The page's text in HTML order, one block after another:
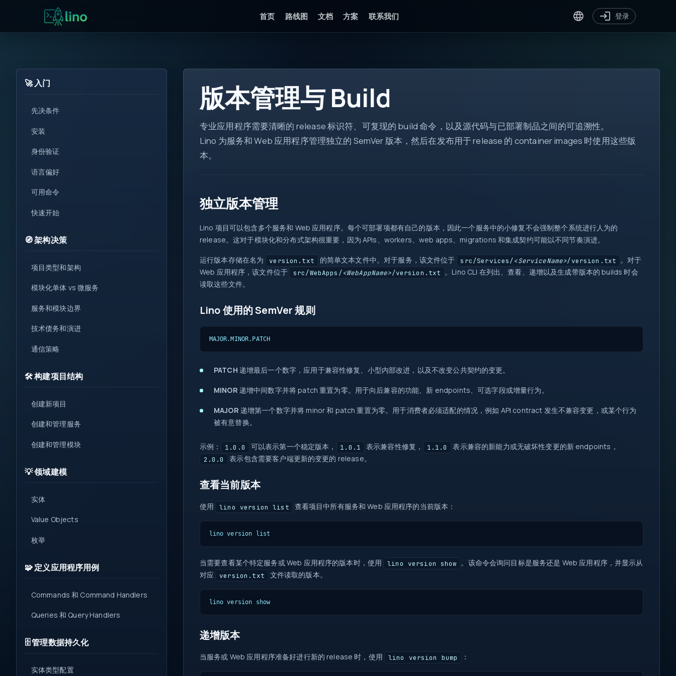
0
=>
for
i++
!=
get
set
src
=>
new
?
map
[]
return
int
async
ok
let
=>
[ ]
!=
req
首页 路线图 文档 方案 联系我们 登录
🚀 入门
先决条件
安装
身份验证
语言偏好
可用命令
快速开始
🧭 架构决策
项目类型和架构
模块化单体 vs 微服务
服务和模块边界
技术债务和演进
通信策略
🛠️ 构建项目结构
创建新项目
创建和管理服务
创建和管理模块
💡 领域建模
实体
Value Objects
枚举
🧩 定义应用程序用例
Commands 和 Command Handlers
Queries 和 Query Handlers
🗄️ 管理数据持久化
实体类型配置
版本管理与 Build
专业应用程序需要清晰的 release 标识符、可复现的 build 命令，以及源代码与已部署制品之间的可追溯性。
Lino 为服务和 Web 应用程序管理独立的 SemVer 版本，然后在发布用于 release 的 container images 时使用这些版
本。
独立版本管理
Lino 项目可以包含多个服务和 Web 应用程序。每个可部署项都有自己的版本，因此一个服务中的小修复不会强制整个系统进行人为的
release。这对于模块化和分布式架构很重要，因为 APIs、workers、web apps、migrations 和集成契约可能以不同节奏演进。
运行版本存储在名为 version.txt 的简单文本文件中。对于服务，该文件位于 src/Services/<ServiceName>/version.txt 。对于
Web 应用程序，该文件位于
src/WebApps/<WebAppName>/version.txt 。Lino CLI 在列出、查看、递增以及生成带版本的 builds 时会
读取这些文件。
Lino 使用的 SemVer 规则
MAJOR.MINOR.PATCH
PATCH 递增最后一个数字，应用于兼容性修复、小型内部改进，以及不改变公共契约的变更。
MINOR 递增中间数字并将 patch 重置为零。用于向后兼容的功能、新 endpoints、可选字段或增量行为。
MAJOR 递增第一个数字并将 minor 和 patch 重置为零。用于消费者必须适配的情况，例如 API contract 发生不兼容变更，或某个行为
被有意替换。
示例： 1.0.0 可以表示第一个稳定版本， 1.0.1 表示兼容性修复， 1.1.0 表示兼容的新能力或无破坏性变更的新 endpoints，
2.0.0 表示包含需要客户端更新的变更的 release。
查看当前版本
使用 lino version list 查看项目中所有服务和 Web 应用程序的当前版本：
lino version list
当需要查看某个特定服务或 Web 应用程序的版本时，使用 lino version show 。该命令会询问目标是服务还是 Web 应用程序，并显示从
对应
version.txt 文件读取的版本。
lino version show
递增版本
当服务或 Web 应用程序准备好进行新的 release 时，使用 lino version bump ：